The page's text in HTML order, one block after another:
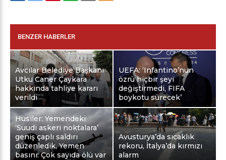
BENZER HABERLER
Avcılar Belediye Başkanı
Utku Caner Çaykara
hakkında tahliye kararı
verildi
UEFA: ‘Infantino’nun
özrü hiçbir şeyi
değiştirmedi, FIFA
boykotu sürecek’
Husiler: Yemendeki
‘Suudi askeri noktalara’
geniş çaplı saldırı
düzenledik, Yemen
basını: Çok sayıda ölü var
Avusturya’da sıcaklık
rekoru, İtalya’da kırmızı
alarm